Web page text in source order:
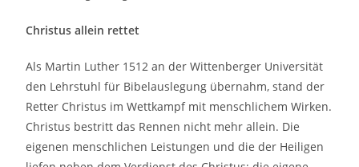
Christus allein rettet
Als Martin Luther 1512 an der Wittenberger Universität
den Lehrstuhl für Bibelauslegung übernahm, stand der
Retter Christus im Wettkampf mit menschlichem Wirken.
Christus bestritt das Rennen nicht mehr allein. Die
eigenen menschlichen Leistungen und die der Heiligen